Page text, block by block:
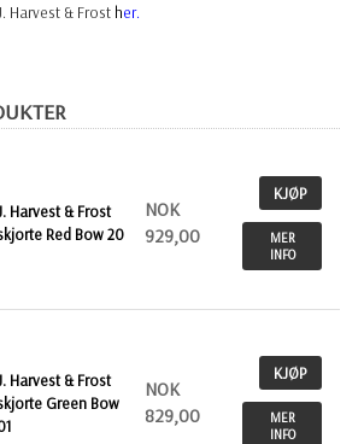
Harvest & Frost her.
Harvest & Frost
Red Bow 20
NOK
929,00
KJØP
MER
INFO
Harvest & Frost
Green Bow
NOK
829,00
KJØP
MER
INFO